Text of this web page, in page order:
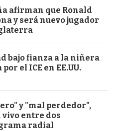
afirman que Ronald
y será nuevo jugador
bajo fianza a la niñera
el ICE en EE.UU.
y "mal perdedor",
entre dos
radial